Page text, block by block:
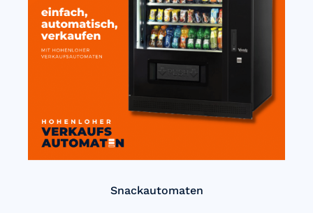
Snackautomaten